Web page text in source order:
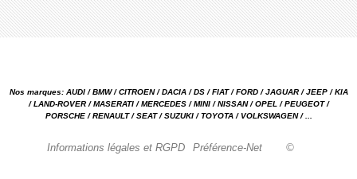
Nos marques: AUDI / BMW / CITROEN / DACIA / DS / FIAT / FORD / JAGUAR / JEEP / KIA
/ LAND-ROVER / MASERATI / MERCEDES / MINI / NISSAN / OPEL / PEUGEOT /
PORSCHE / RENAULT / SEAT / SUZUKI / TOYOTA / VOLKSWAGEN / ...
Informations légales et RGPD Préférence-Net ©